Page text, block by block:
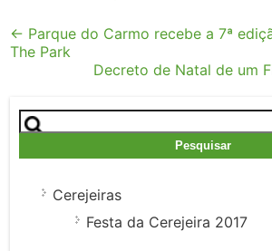
Post
navigation
← Parque do Carmo recebe a 7ª
The Park
Decreto de Natal de um
Pesquisar
por:
Cerejeiras
Festa da Cerejeira 2017